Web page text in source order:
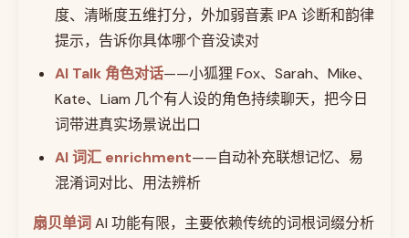
度、清晰度五维打分，外加弱音素 IPA 诊断和韵律
提示，告诉你具体哪个音没读对
AI Talk 角色对话——小狐狸 Fox、Sarah、Mike、
Kate、Liam 几个有人设的角色持续聊天，把今日
词带进真实场景说出口
AI 词汇 enrichment——自动补充联想记忆、易
混淆词对比、用法辨析
扇贝单词 AI 功能有限，主要依赖传统的词根词缀分析